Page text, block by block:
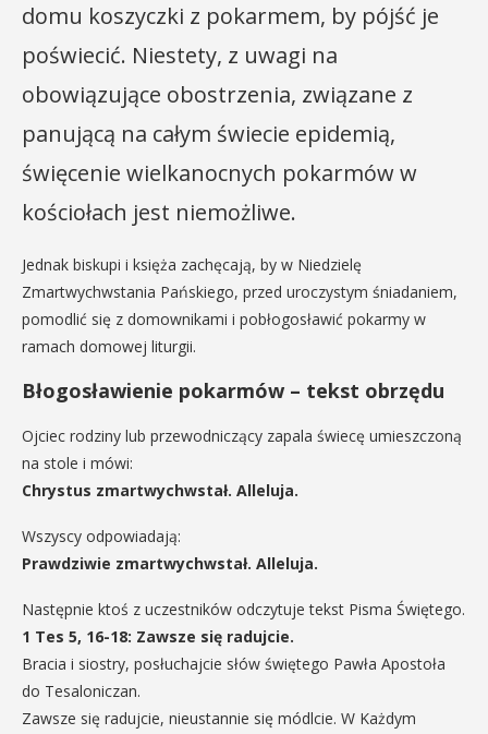
domu koszyczki z pokarmem, by pójść je
poświecić. Niestety, z uwagi na
obowiązujące obostrzenia, związane z
panującą na całym świecie epidemią,
święcenie wielkanocnych pokarmów w
kościołach jest niemożliwe.
Jednak biskupi i księża zachęcają, by w Niedzielę
Zmartwychwstania Pańskiego, przed uroczystym śniadaniem,
pomodlić się z domownikami i pobłogosławić pokarmy w
ramach domowej liturgii.
Błogosławienie pokarmów – tekst obrzędu
Ojciec rodziny lub przewodniczący zapala świecę umieszczoną
na stole i mówi:
Chrystus zmartwychwstał. Alleluja.
Wszyscy odpowiadają:
Prawdziwie zmartwychwstał. Alleluja.
Następnie ktoś z uczestników odczytuje tekst Pisma Świętego.
1 Tes 5, 16-18: Zawsze się radujcie.
Bracia i siostry, posłuchajcie słów świętego Pawła Apostoła
do Tesaloniczan.
Zawsze się radujcie, nieustannie się módlcie. W Każdym